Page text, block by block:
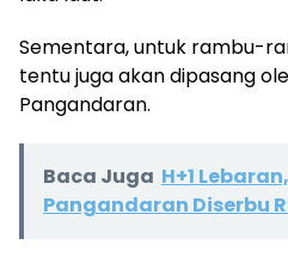
Sementara, untuk rambu-
tentu juga akan dipasang
Pangandaran.
Baca Juga H+1
Pangandaran Diserbu